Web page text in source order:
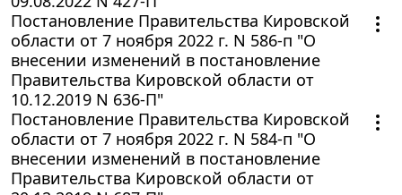
Постановление Правительства Кировской
области от 7 ноября 2022 г. N 586-п "О
внесении изменений в постановление
Правительства Кировской области от
10.12.2019 N 636-П"
Постановление Правительства Кировской
области от 7 ноября 2022 г. N 584-п "О
внесении изменений в постановление
Правительства Кировской области от